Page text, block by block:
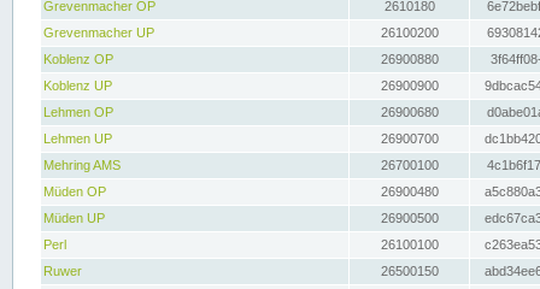
Grevenmacher OP
2610180
Grevenmacher UP
26100200
Koblenz OP
26900880
Koblenz UP
26900900
Lehmen OP
26900680
Lehmen UP
26900700
Mehring AMS
26700100
Müden OP
26900480
Müden UP
26900500
Perl
26100100
Ruwer
26500150